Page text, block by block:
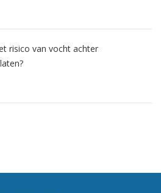
risico van vocht achter